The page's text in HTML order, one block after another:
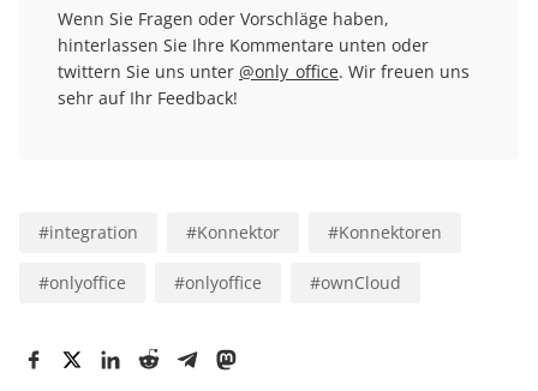
Wenn Sie Fragen oder Vorschläge haben,
hinterlassen Sie Ihre Kommentare unten oder
twittern Sie uns unter @only_office. Wir freuen uns
sehr auf Ihr Feedback!
#integration #Konnektor #Konnektoren
#onlyoffice #onlyoffice #ownCloud